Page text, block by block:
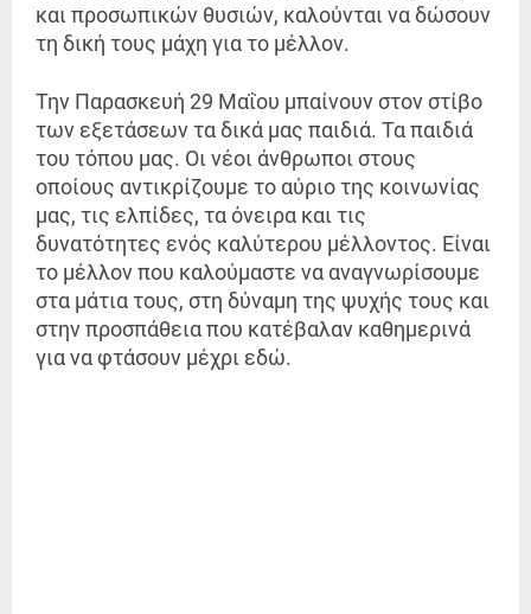
και προσωπικών θυσιών, καλούνται να δώσουν
τη δική τους μάχη για το μέλλον.
Την Παρασκευή 29 Μαΐου μπαίνουν στον στίβο
των εξετάσεων τα δικά μας παιδιά. Τα παιδιά
του τόπου μας. Οι νέοι άνθρωποι στους
οποίους αντικρίζουμε το αύριο της κοινωνίας
μας, τις ελπίδες, τα όνειρα και τις
δυνατότητες ενός καλύτερου μέλλοντος. Είναι
το μέλλον που καλούμαστε να αναγνωρίσουμε
στα μάτια τους, στη δύναμη της ψυχής τους και
στην προσπάθεια που κατέβαλαν καθημερινά
για να φτάσουν μέχρι εδώ.